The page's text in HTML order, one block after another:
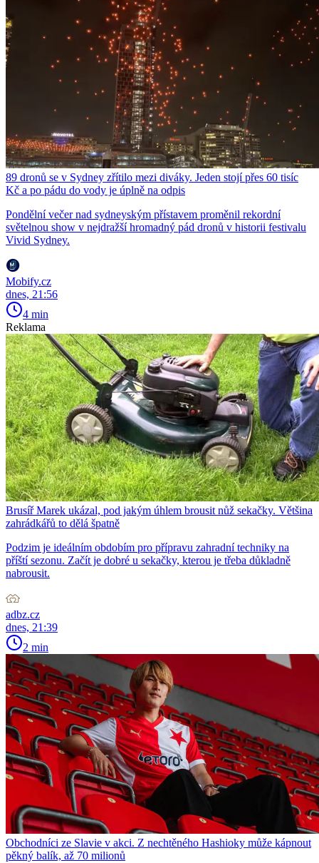
89 dronů se v Sydney zřítilo mezi diváky. Jeden stojí přes 60 tisíc
Kč a po pádu do vody je úplně na odpis
Pondělní večer nad sydneyským přístavem proměnil rekordní
světelnou show v nejdražší hromadný pád dronů v historii festivalu
Vivid Sydney.
Mobify.cz
dnes, 21:56
4 min
Reklama
Brusíř Marek ukázal, pod jakým úhlem brousit nůž sekačky. Většina
zahrádkářů to dělá špatně
Podzim je ideálním obdobím pro přípravu zahradní techniky na
příští sezonu. Začít je dobré u sekačky, kterou je třeba důkladně
nabrousit.
adbz.cz
dnes, 21:39
2 min
Obchodníci ze Slavie v akci. Z nechtěného Hashioky může kápnout
pěkný balík, až 70 milionů